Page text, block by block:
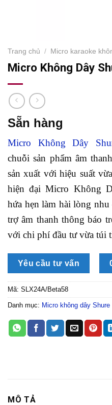
Trang chủ / Micro karaoke
Micro Không Dây
Sẵn hàng
Micro Không Dây
chuỗi sản phẩm âm
sản xuất với hiệu suất
hiện đại Micro Không
hứa hẹn làm hài lòng
trợ âm thanh thông báo
với chi phí đầu tư vừa túi
Yêu cầu tư vấn
Mã: SLX24A/Beta58
Danh mục: Micro không dây Shure
MÔ TẢ